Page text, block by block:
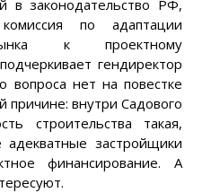
в законодательство РФ,
по адаптации
к проектному
гендиректор
вопроса нет на повестке
причине: внутри Садового
строительства такая,
застройщики
финансирование. А